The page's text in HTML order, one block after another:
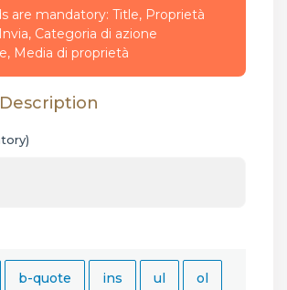
are mandatory: Title, Proprietà
Categoria di azione
Media di proprietà